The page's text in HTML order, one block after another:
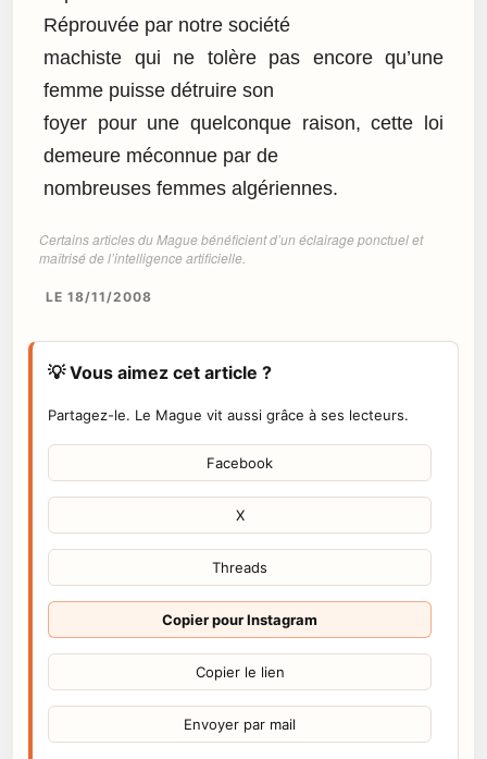
Réprouvée par notre société
machiste qui ne tolère pas encore qu’une
femme puisse détruire son
foyer pour une quelconque raison, cette loi
demeure méconnue par de
nombreuses femmes algériennes.
Certains articles du Mague bénéficient d’un éclairage ponctuel et
maîtrisé de l’intelligence artificielle.
LE 18/11/2008
💡 Vous aimez cet article ?
Partagez-le. Le Mague vit aussi grâce à ses lecteurs.
Facebook
X
Threads
Copier pour Instagram
Copier le lien
Envoyer par mail